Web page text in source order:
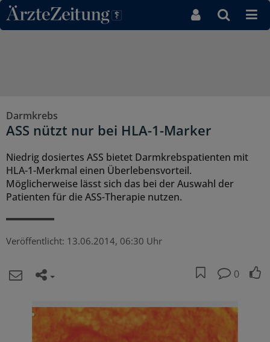
Direkt zum Inhaltsbereich
Darmkrebs
ASS nützt nur bei HLA-1-Marker
Niedrig dosiertes ASS bietet Darmkrebspatienten mit
HLA-1-Merkmal einen Überlebensvorteil.
Möglicherweise lässt sich das bei der Auswahl der
Patienten für die ASS-Therapie nutzen.
Veröffentlicht: 13.06.2014, 06:30 Uhr
0